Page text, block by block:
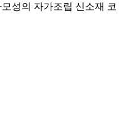
성의 자가조립 신소재 코